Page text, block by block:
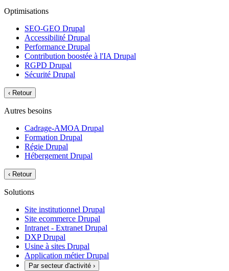
Optimisations
SEO-GEO Drupal
Accessibilité Drupal
Performance Drupal
Contribution boostée à l'IA Drupal
RGPD Drupal
Sécurité Drupal
‹ Retour
Autres besoins
Cadrage-AMOA Drupal
Formation Drupal
Régie Drupal
Hébergement Drupal
‹ Retour
Solutions
Site institutionnel Drupal
Site ecommerce Drupal
Intranet - Extranet Drupal
DXP Drupal
Usine à sites Drupal
Application métier Drupal
Par secteur d'activité ›